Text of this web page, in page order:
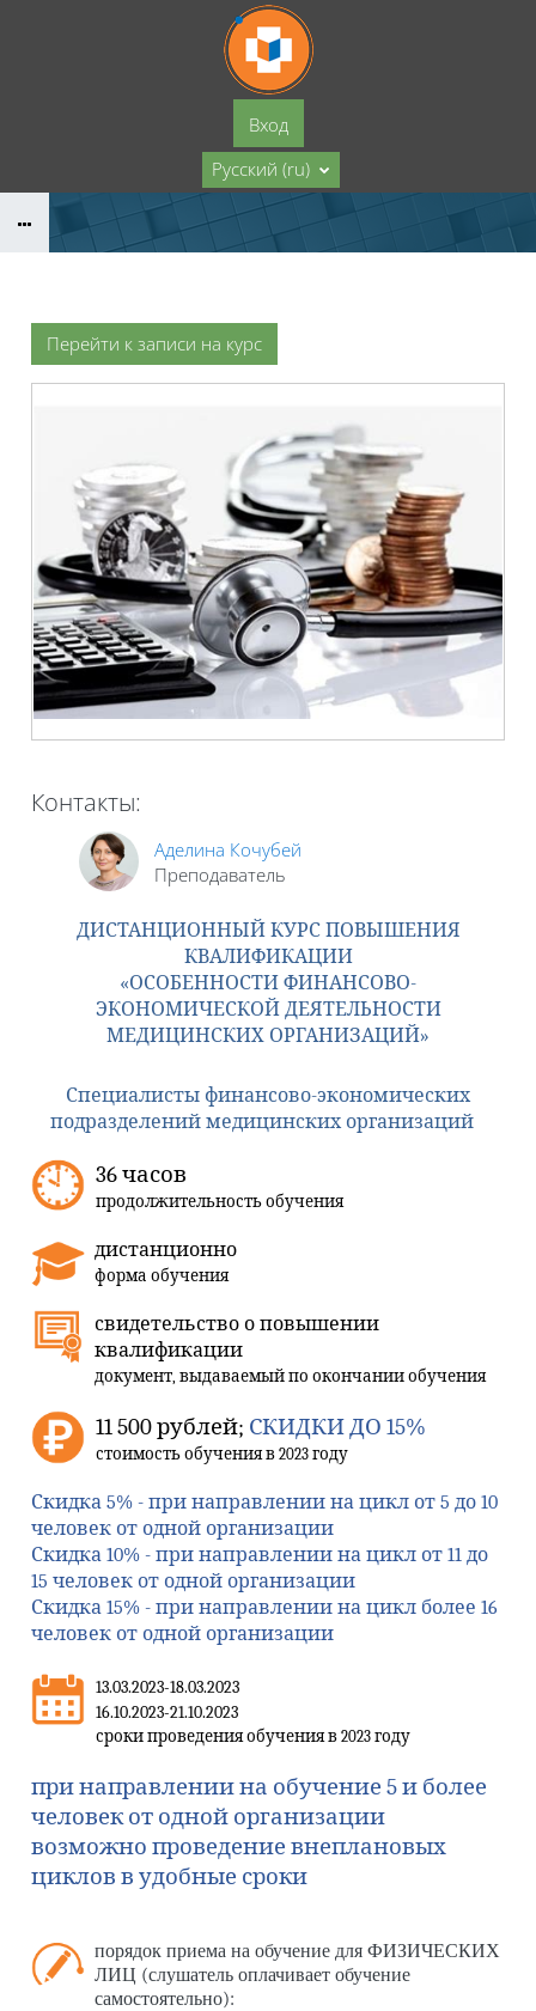
Перейти к основному содержанию
Вход
Русский ‎(ru)‎
Перейти к записи на курс
Контакты:
Аделина Кочубей
Преподаватель
ДИСТАНЦИОННЫЙ КУРС ПОВЫШЕНИЯ
КВАЛИФИКАЦИИ
«ОСОБЕННОСТИ ФИНАНСОВО-
ЭКОНОМИЧЕСКОЙ ДЕЯТЕЛЬНОСТИ
МЕДИЦИНСКИХ ОРГАНИЗАЦИЙ»
Специалисты финансово-экономических
подразделений медицинских организаций
36 часов
продолжительность обучения
дистанционно
форма обучения
свидетельство о повышении
квалификации
документ, выдаваемый по окончании обучения
11 500 рублей; СКИДКИ ДО 15%
стоимость обучения в 2023 году
Скидка 5% - при направлении на цикл от 5 до 10
человек от одной организации
Скидка 10% - при направлении на цикл от 11 до
15 человек от одной организации
Скидка 15% - при направлении на цикл более 16
человек от одной организации
13.03.2023-18.03.2023
16.10.2023-21.10.2023
сроки проведения обучения в 2023 году
при направлении на обучение 5 и более
человек от одной организации
возможно проведение внеплановых
циклов в удобные сроки
порядок приема на обучение для ФИЗИЧЕСКИХ
ЛИЦ (слушатель оплачивает обучение
самостоятельно):